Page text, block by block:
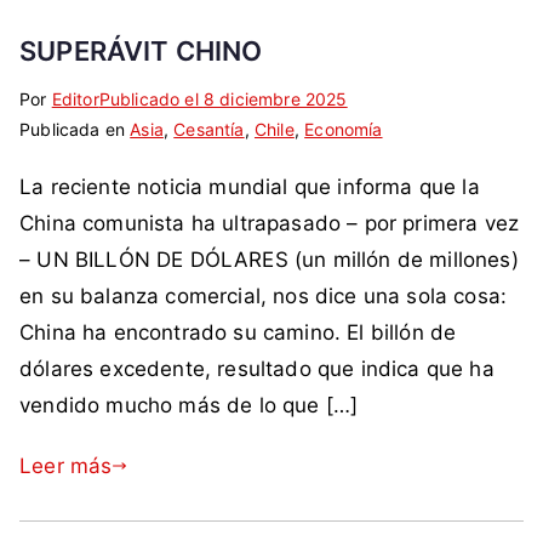
l
c
h
v
i
e
,
p
i
i
i
o
,
F
A
A
,
i
p
u
s
n
i
s
o
,
m
o
c
r
c
a
c
m
u
s
t
a
s
h
l
SUPERÁVIT CHINO
Por EditorPublicado el 8 diciembre 2025
Publicada enAsia,Cesantía, Chile, Economía
E
t
q
u
a
d
a
c
m
b
S
i
c
o
n
t
a
r
o
La reciente noticia mundial que informa que la
China comunista ha ultrapasado – por primera vez
– UN BILLÓN DE DÓLARES (un millón de millones)
en su balanza comercial, nos dice una sola cosa:
China ha encontrado su camino. El billón de
dólares excedente, resultado que indica que ha
vendido mucho más de lo que […]
Leer más